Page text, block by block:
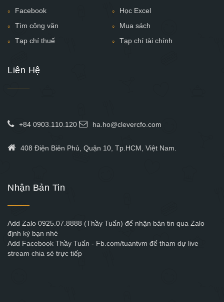
Facebook
Học Excel
Tìm công văn
Mua sách
Tạp chí thuế
Tạp chí tài chính
Liên Hệ
+84 0903.110.120 ha.ho@clevercfo.com
408 Điện Biên Phủ, Quận 10, Tp.HCM, Việt Nam.
Nhận Bản Tin
Add Zalo 0925.07.8888 (Thầy Tuấn) để nhận bản tin qua Zalo
định kỳ bạn nhé
Add Facebook Thầy Tuấn - Fb.com/tuantvm để tham dự live
stream chia sẻ trực tiếp